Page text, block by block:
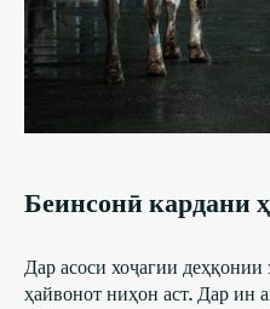
Беинсонӣ кардани
Дар асоси хоҷагии
ҳайвонот ниҳон аст. Дар ин